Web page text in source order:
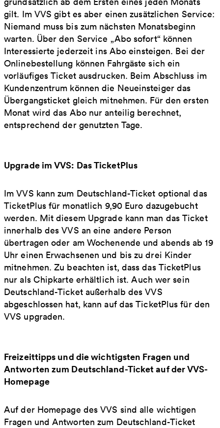
gilt. Im VVS gibt es aber einen zusätzlichen Service:
Niemand muss bis zum nächsten Monatsbeginn
warten. Über den Service „Abo sofort“ können
Interessierte jederzeit ins Abo einsteigen. Bei der
Onlinebestellung können Fahrgäste sich ein
vorläufiges Ticket ausdrucken. Beim Abschluss im
Kundenzentrum können die Neueinsteiger das
Übergangsticket gleich mitnehmen. Für den ersten
Monat wird das Abo nur anteilig berechnet,
entsprechend der genutzten Tage.
Upgrade im VVS: Das TicketPlus
Im VVS kann zum Deutschland-Ticket optional das
TicketPlus für monatlich 9,90 Euro dazugebucht
werden. Mit diesem Upgrade kann man das Ticket
innerhalb des VVS an eine andere Person
übertragen oder am Wochenende und abends ab 19
Uhr einen Erwachsenen und bis zu drei Kinder
mitnehmen. Zu beachten ist, dass das TicketPlus
nur als Chipkarte erhältlich ist. Auch wer sein
Deutschland-Ticket außerhalb des VVS
abgeschlossen hat, kann auf das TicketPlus für den
VVS upgraden.
Freizeittipps und die wichtigsten Fragen und
Antworten zum Deutschland-Ticket auf der VVS-
Homepage
Auf der Homepage des VVS sind alle wichtigen
Fragen und Antworten zum Deutschland-Ticket